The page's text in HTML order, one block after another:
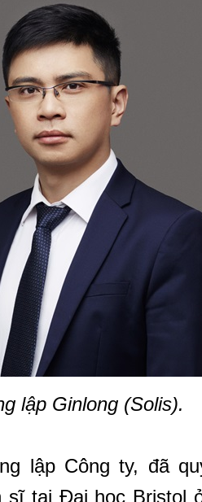
lập Ginlong (Solis).
lập Công ty, đã
tại Đại học Bristol